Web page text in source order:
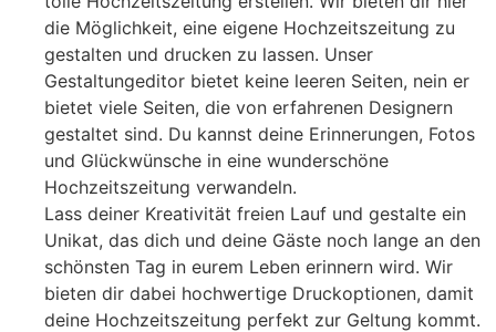
die Möglichkeit, eine eigene Hochzeitszeitung zu
gestalten und drucken zu lassen. Unser
Gestaltungeditor bietet keine leeren Seiten, nein er
bietet viele Seiten, die von erfahrenen Designern
gestaltet sind. Du kannst deine Erinnerungen, Fotos
und Glückwünsche in eine wunderschöne
Hochzeitszeitung verwandeln.
Lass deiner Kreativität freien Lauf und gestalte ein
Unikat, das dich und deine Gäste noch lange an den
schönsten Tag in eurem Leben erinnern wird. Wir
bieten dir dabei hochwertige Druckoptionen, damit
deine Hochzeitszeitung perfekt zur Geltung kommt.